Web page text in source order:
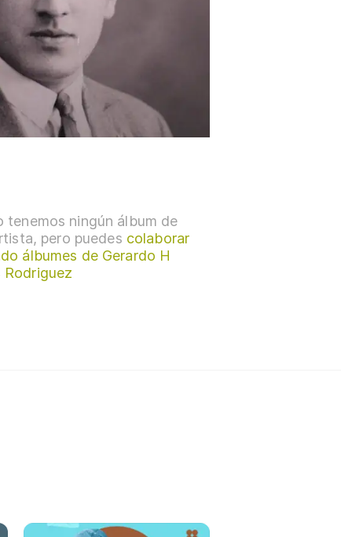
tenemos ningún álbum de
pero puedes colaborar
álbumes de Gerardo H
Rodriguez